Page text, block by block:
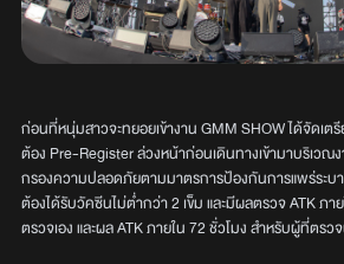
ก่อนที่หนุ่มสาวจะทยอยเข้างาน GMM SHOW ได้จัดเ
ต้อง Pre-Register ล่วงหน้าก่อนเดินทางเข้ามาบริเวณ
กรองความปลอดภัยตามมาตรการป้องกันการแพร่ระบ
ต้องได้รับวัคซีนไม่ต่ำกว่า 2 เข็ม และมีผลตรวจ ATK ภ
ตรวจเอง และผล ATK ภายใน 72 ชั่วโมง สำหรับผู้ที่ตร